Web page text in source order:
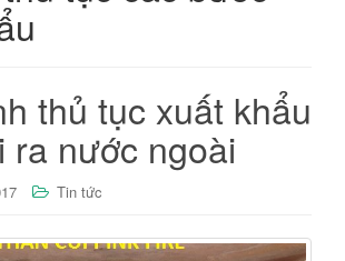
a
t
thủ tục xuất khẩu
ra nước ngoài
Tin tức